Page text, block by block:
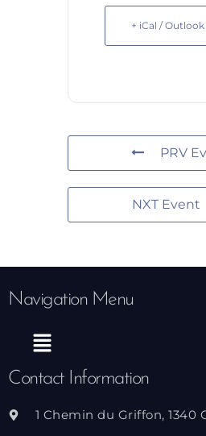
+ iCal /
PRV
NXT Event
Navigation Menu
Menu
Contact Information
1 Chemin du Griffon, 1340